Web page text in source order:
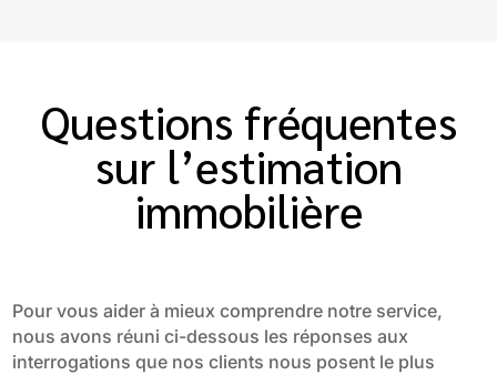
Questions fréquentes
sur l’estimation
immobilière
Pour vous aider à mieux comprendre notre service,
nous avons réuni ci-dessous les réponses aux
interrogations que nos clients nous posent le plus